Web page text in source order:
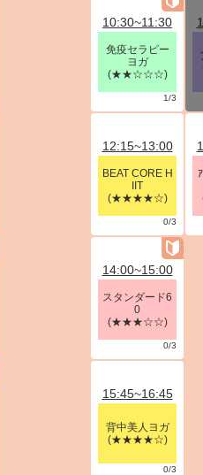
10:30~11:30
免疫セラピー
ヨガ
(★★☆☆☆)
1/3
12:15~13:00
BEAT CORE H
IIT
(★★★★☆)
0/3
14:00~15:00
スタンダード6
0
(★★★☆☆)
0/3
15:45~16:45
背中美人ヨガ
(★★★★☆)
0/3